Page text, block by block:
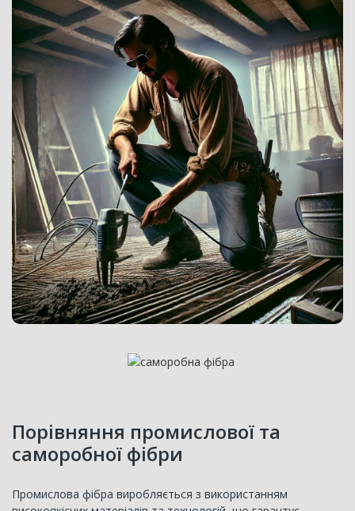
Порівняння промислової та
саморобної фібри
Промислова фібра виробляється з використанням